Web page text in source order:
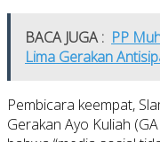
BACA JUGA : PP
Lima Gerakan
Pembicara keempat,
Gerakan Ayo Kuliah